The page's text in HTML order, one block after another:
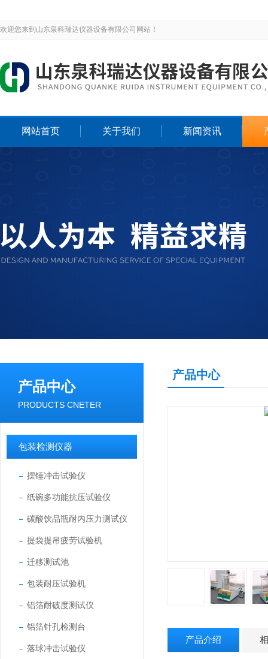
欢迎您来到山东泉科瑞达仪器设备有限公司网站！
网站首页 关于我们 新闻资讯
产品中心
PRODUCTS CNETER
包装检测仪器
摆锤冲击试验仪
纸碗多功能抗压试验仪
碳酸饮品瓶耐内压力测试仪
提袋提吊疲劳试验机
迁移测试池
包装耐压试验机
铝箔耐破度测试仪
铝箔针孔检测台
落球冲击试验仪
产品中心
产品介绍